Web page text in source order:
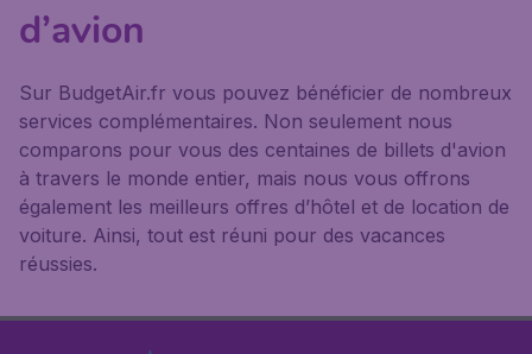
d’avion
Sur BudgetAir.fr vous pouvez bénéficier de nombreux
services complémentaires. Non seulement nous
comparons pour vous des centaines de billets d'avion
à travers le monde entier, mais nous vous offrons
également les meilleurs offres d’hôtel et de location de
voiture. Ainsi, tout est réuni pour des vacances
réussies.